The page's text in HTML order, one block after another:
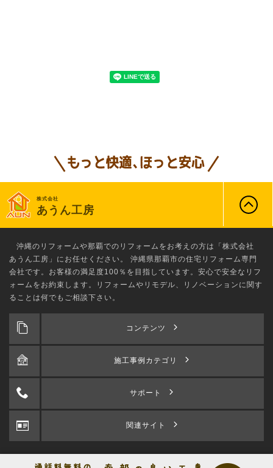
株式会社
あうん工房
沖縄のリフォームや那覇でのリフォームをお考えの方は「株式会社
あうん工房」にお任せください。 沖縄県那覇市の住宅リフォーム専門
会社です。お客様の満足度100％を目指しています。安心で安全なリフ
ォームをお約束します。リフォームやリモデル、リノベーションに関す
ることは何でもご相談下さい。
コンテンツ
施工事例カテゴリ
サポート
関連サイト